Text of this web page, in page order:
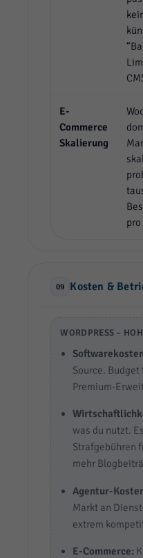
E-
Commerce
Skalierung
pro
09 Kosten &
WORDPRESS –
Source.
Premium-
was du nutzt.
Strafgebühren
mehr
Agentur-
Markt an
extrem
E-Commerce: